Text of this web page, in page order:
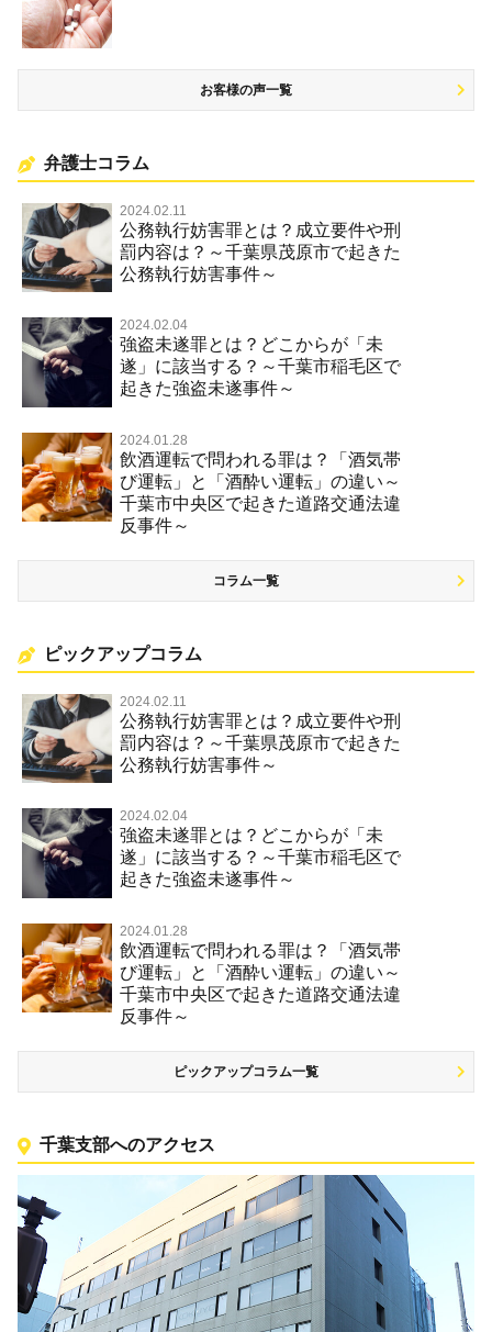
お客様の声一覧
弁護士コラム
2024.02.11
公務執行妨害罪とは？成立要件や刑
罰内容は？～千葉県茂原市で起きた
公務執行妨害事件～
2024.02.04
強盗未遂罪とは？どこからが「未
遂」に該当する？～千葉市稲毛区で
起きた強盗未遂事件～
2024.01.28
飲酒運転で問われる罪は？「酒気帯
び運転」と「酒酔い運転」の違い～
千葉市中央区で起きた道路交通法違
反事件～
コラム一覧
ピックアップコラム
2024.02.11
公務執行妨害罪とは？成立要件や刑
罰内容は？～千葉県茂原市で起きた
公務執行妨害事件～
2024.02.04
強盗未遂罪とは？どこからが「未
遂」に該当する？～千葉市稲毛区で
起きた強盗未遂事件～
2024.01.28
飲酒運転で問われる罪は？「酒気帯
び運転」と「酒酔い運転」の違い～
千葉市中央区で起きた道路交通法違
反事件～
ピックアップコラム一覧
千葉支部へのアクセス